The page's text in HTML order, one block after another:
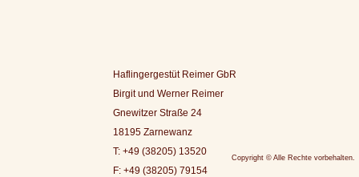
Haflingergestüt Reimer GbR
Birgit und Werner Reimer
Gnewitzer Straße 24
18195 Zarnewanz
T: +49 (38205) 13520
F: +49 (38205) 79154
Copyright © Alle Rechte vorbehalten.